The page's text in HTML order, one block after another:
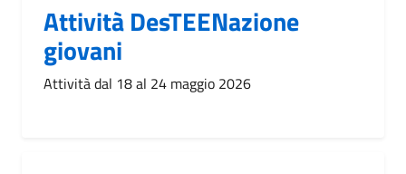
Attività DesTEENazione
giovani
Attività dal 18 al 24 maggio 2026